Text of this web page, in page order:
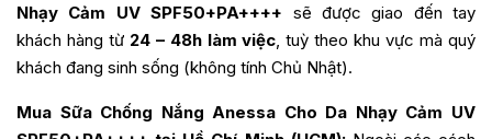
Nhạy Cảm UV SPF50+PA++++ sẽ được giao đến tay
khách hàng từ 24 – 48h làm việc , tuỳ theo khu vực mà quý
khách đang sinh sống (không tính Chủ Nhật).
Mua Sữa Chống Nắng Anessa Cho Da Nhạy Cảm UV